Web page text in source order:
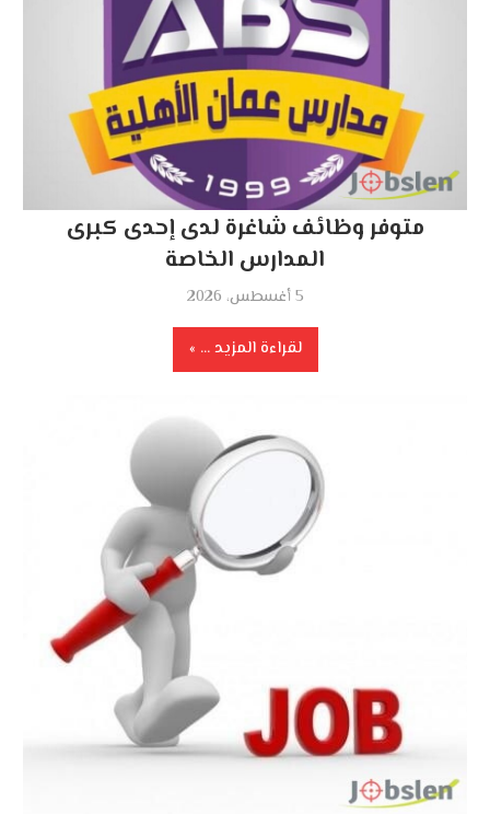
متوفر وظائف شاغرة لدى إحدى كبرى
المدارس الخاصة
5 أغسطس، 2026
لقراءة المزيد ...